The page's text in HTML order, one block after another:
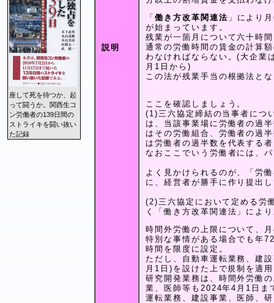
座して死を待つか、起
って闘うか。関西生コ
ン労働者の139日間の
ストライキを闘い抜い
た記録
説明
「 働き方改革関連法 」により
が始まっています。
残業が一箇月について六十時
通常の労働時間の賃金の計算
わなければならない。(大企業
月1日から)
この法が残業手当の根拠法と
ここを確認しましょう。
(1)三六協定締結の当事者につ
は、当該事業場に労働者の過
はその労働組合、労働者の過
は労働者の過半数を代表する
なおここでいう労働者には、
よく見かけられるのが、「労
に、経営者が勝手に作り提出
(2)三六協定において定める労
く「働き方改革関連法」によ
時間外労働の上限について、
特別な事情がある場合でも年
時間を限度に設定。
ただし、自動車運転業務、建
月1日)を設けた上で規制を適
研究開発業務は、時間外労働
業、医師等も2024年4月1日ま
運転業務、建設事業、医師、